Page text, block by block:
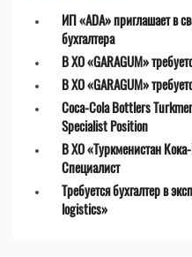
ИП «ADA» приглашает в
бухгалтера
В ХО «GARAGUM»
В ХО «GARAGUM»
Coca-Cola Bottlers
Specialist Position
В ХО «Туркменистан
Специалист
Требуется бухгалтер в
logistics»